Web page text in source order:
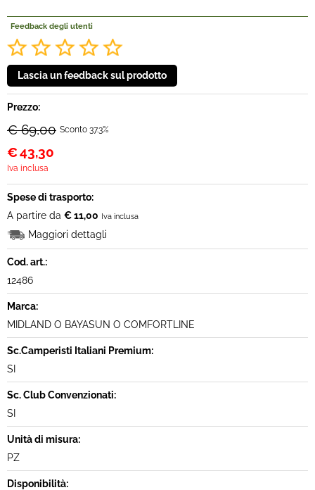
Feedback degli utenti
Prezzo:
€ 69,00 Sconto 37.3%
€43,30
Iva inclusa
Spese di trasporto:
A partire da € 11,00 Iva inclusa
Maggiori dettagli
Cod. art.:
12486
Marca:
MIDLAND O BAYASUN O COMFORTLINE
Sc.Camperisti Italiani Premium:
SI
Sc. Club Convenzionati:
SI
Unità di misura:
PZ
Disponibilità: